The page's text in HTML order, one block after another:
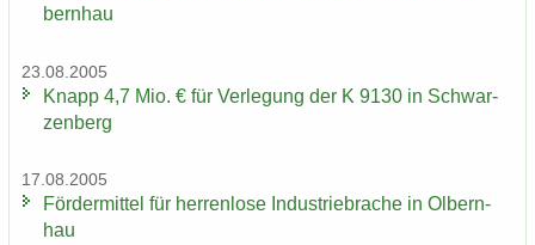
bern­hau
23.08.2005
Knapp 4,7 Mio. € für Ver­le­gung der K 9130 in Schwar­
zen­berg
17.08.2005
För­der­mit­tel für her­ren­lo­se In­dus­trie­bra­che in Ol­bern­
hau